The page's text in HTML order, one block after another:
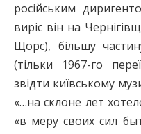
російським
виріс він на
Щорс), більшу
(тільки 1967-го
звідти київському
«…на склоне лет
«в меру своих сил